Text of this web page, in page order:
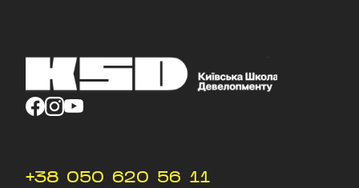
+38 050 620 56 11